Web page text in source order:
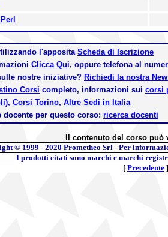
l'apposita Scheda di Iscrizione
Clicca Qui, oppure telefona al
nostre iniziative? Richiedi la nostra
Corsi completo, informazioni sui corsi
, Corsi Torino, Altre Sedi in Italia
per questo corso: ricerca docenti
Il contenuto del corso
© 1999 - 2020 Prometheo Srl - Per
I prodotti citati sono marchi e marchi
[ Precedente]